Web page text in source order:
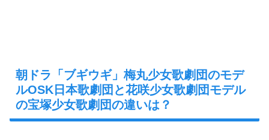
朝ドラ「ブギウギ」梅丸少女歌劇団のモデ
ルOSK日本歌劇団と花咲少女歌劇団モデル
の宝塚少女歌劇団の違いは？